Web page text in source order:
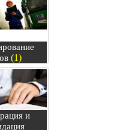
(1)
и